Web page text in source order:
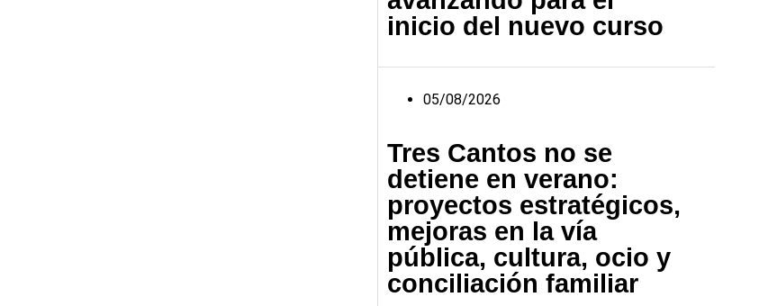
inicio del nuevo curso
05/08/2026
Tres Cantos no se
detiene en verano:
proyectos estratégicos,
mejoras en la vía
pública, cultura, ocio y
conciliación familiar